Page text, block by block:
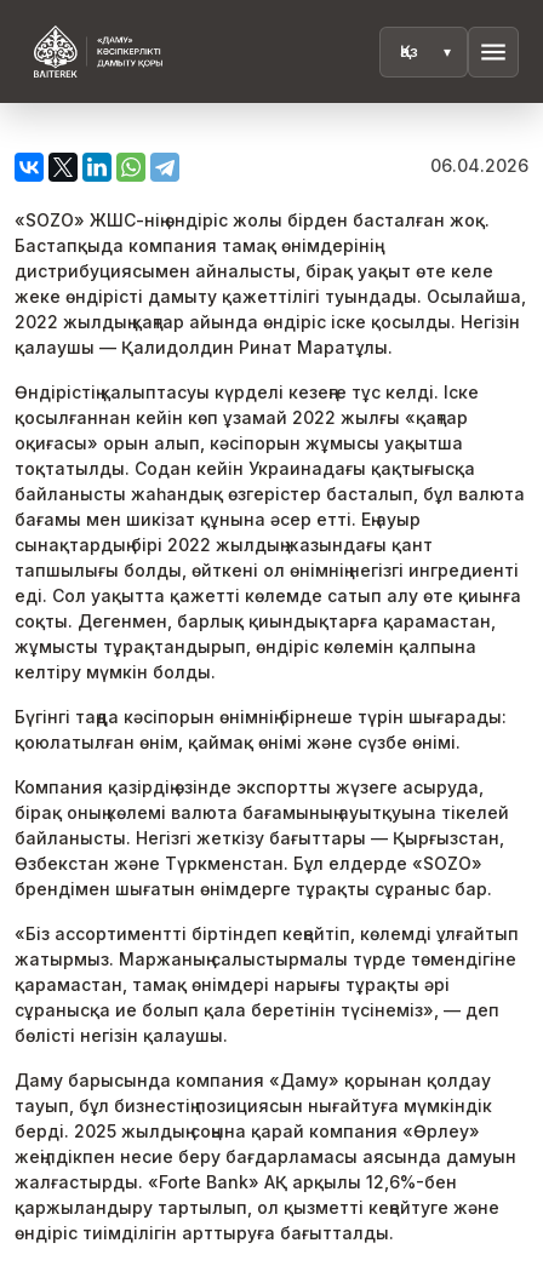
menu
06.04.2026
«SOZO» ЖШС-нің өндіріс жолы бірден басталған жоқ.
Бастапқыда компания тамақ өнімдерінің
дистрибуциясымен айналысты, бірақ уақыт өте келе
жеке өндірісті дамыту қажеттілігі туындады. Осылайша,
2022 жылдың қаңтар айында өндіріс іске қосылды. Негізін
қалаушы — Қалидолдин Ринат Маратұлы.
Өндірістің қалыптасуы күрделі кезеңге тұс келді. Іске
қосылғаннан кейін көп ұзамай 2022 жылғы «қаңтар
оқиғасы» орын алып, кәсіпорын жұмысы уақытша
тоқтатылды. Содан кейін Украинадағы қақтығысқа
байланысты жаһандық өзгерістер басталып, бұл валюта
бағамы мен шикізат құнына әсер етті. Ең ауыр
сынақтардың бірі 2022 жылдың жазындағы қант
тапшылығы болды, өйткені ол өнімнің негізгі ингредиенті
еді. Сол уақытта қажетті көлемде сатып алу өте қиынға
соқты. Дегенмен, барлық қиындықтарға қарамастан,
жұмысты тұрақтандырып, өндіріс көлемін қалпына
келтіру мүмкін болды.
Бүгінгі таңда кәсіпорын өнімнің бірнеше түрін шығарады:
қоюлатылған өнім, қаймақ өнімі және сүзбе өнімі.
Компания қазірдің өзінде экспортты жүзеге асыруда,
бірақ оның көлемі валюта бағамының ауытқуына тікелей
байланысты. Негізгі жеткізу бағыттары — Қырғызстан,
Өзбекстан және Түркменстан. Бұл елдерде «SOZO»
брендімен шығатын өнімдерге тұрақты сұраныс бар.
«Біз ассортиментті біртіндеп кеңейтіп, көлемді ұлғайтып
жатырмыз. Маржаның салыстырмалы түрде төмендігіне
қарамастан, тамақ өнімдері нарығы тұрақты әрі
сұранысқа ие болып қала беретінін түсінеміз», — деп
бөлісті негізін қалаушы.
Даму барысында компания «Даму» қорынан қолдау
тауып, бұл бизнестің позициясын нығайтуға мүмкіндік
берді. 2025 жылдың соңына қарай компания «Өрлеу»
жеңілдікпен несие беру бағдарламасы аясында дамуын
жалғастырды. «Forte Bank» АҚ арқылы 12,6%-бен
қаржыландыру тартылып, ол қызметті кеңейтуге және
өндіріс тиімділігін арттыруға бағытталды.